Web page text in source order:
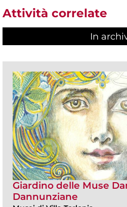
Attività correlate
In
Giardino delle Muse
Dannunziane